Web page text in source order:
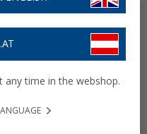
any time in the webshop.